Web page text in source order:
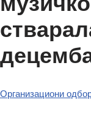
Организациони